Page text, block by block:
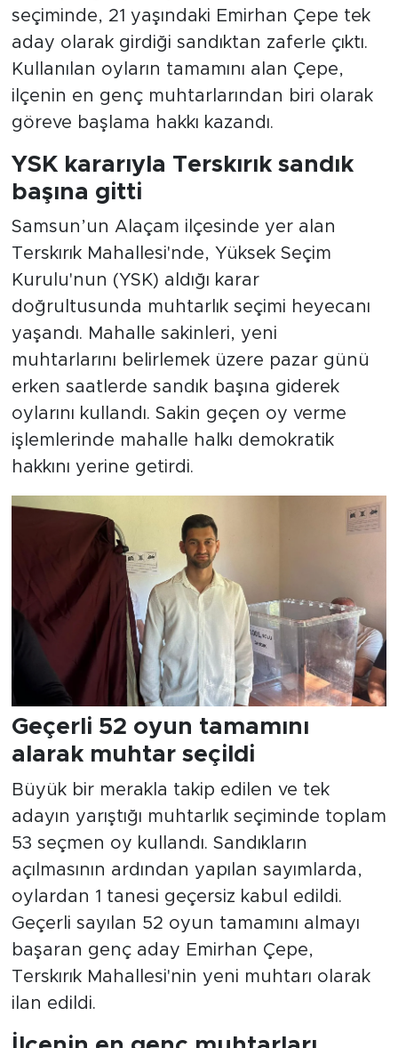
seçiminde, 21 yaşındaki Emirhan Çepe tek
aday olarak girdiği sandıktan zaferle çıktı.
Kullanılan oyların tamamını alan Çepe,
ilçenin en genç muhtarlarından biri olarak
göreve başlama hakkı kazandı.
YSK kararıyla Terskırık sandık
başına gitti
Samsun’un Alaçam ilçesinde yer alan
Terskırık Mahallesi'nde, Yüksek Seçim
Kurulu'nun (YSK) aldığı karar
doğrultusunda muhtarlık seçimi heyecanı
yaşandı. Mahalle sakinleri, yeni
muhtarlarını belirlemek üzere pazar günü
erken saatlerde sandık başına giderek
oylarını kullandı. Sakin geçen oy verme
işlemlerinde mahalle halkı demokratik
hakkını yerine getirdi.
Geçerli 52 oyun tamamını
alarak muhtar seçildi
Büyük bir merakla takip edilen ve tek
adayın yarıştığı muhtarlık seçiminde toplam
53 seçmen oy kullandı. Sandıkların
açılmasının ardından yapılan sayımlarda,
oylardan 1 tanesi geçersiz kabul edildi.
Geçerli sayılan 52 oyun tamamını almayı
başaran genç aday Emirhan Çepe,
Terskırık Mahallesi'nin yeni muhtarı olarak
ilan edildi.